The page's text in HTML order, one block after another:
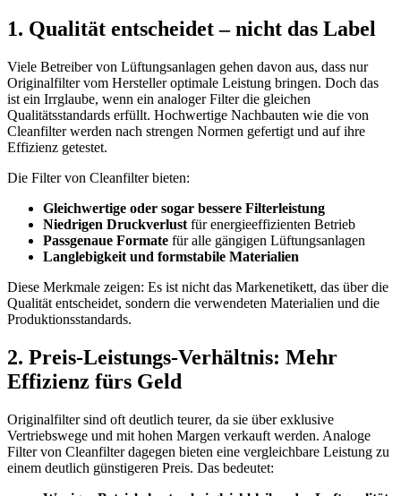
1. Qualität entscheidet – nicht das Label
Viele Betreiber von Lüftungsanlagen gehen davon aus, dass nur
Originalfilter vom Hersteller optimale Leistung bringen. Doch das
ist ein Irrglaube, wenn ein analoger Filter die gleichen
Qualitätsstandards erfüllt. Hochwertige Nachbauten wie die von
Cleanfilter werden nach strengen Normen gefertigt und auf ihre
Effizienz getestet.
Die Filter von Cleanfilter bieten:
Gleichwertige oder sogar bessere Filterleistung
Niedrigen Druckverlust für energieeffizienten Betrieb
Passgenaue Formate für alle gängigen Lüftungsanlagen
Langlebigkeit und formstabile Materialien
Diese Merkmale zeigen: Es ist nicht das Markenetikett, das über die
Qualität entscheidet, sondern die verwendeten Materialien und die
Produktionsstandards.
2. Preis-Leistungs-Verhältnis: Mehr
Effizienz fürs Geld
Originalfilter sind oft deutlich teurer, da sie über exklusive
Vertriebswege und mit hohen Margen verkauft werden. Analoge
Filter von Cleanfilter dagegen bieten eine vergleichbare Leistung zu
einem deutlich günstigeren Preis. Das bedeutet: